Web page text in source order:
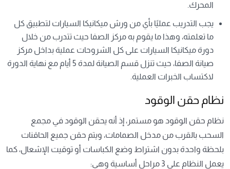
المحرك.
يجب التدريب عمليًا بأي من ورش ميكانيكا السيارات لتطبيق كل
ما تعلمته، وهذا ما يقوم به مركز الصفا حيث تتدرب من خلال
دورة ميكانيكا السيارات على كل الشروحات عملية بداخل مركز
صيانة الصفا، حيث تنزل قسم الصيانة لمدة 5 أيام مع نهاية الدورة
لاكتساب الخبرات العملية.
نظام حقن الوقود
نظام حقن الوقود هو مستمر، إذ أنه يحقن الوقود في مجمع
السحب بالقرب من مدخل الصمامات، ويتم حقن جميع الحاقنات
بلحظة واحدة بدون اشتراط وضع الكباسات أو توقيت الإشعال، كما
يعمل النظام على 3 مراحل أساسية وهي: